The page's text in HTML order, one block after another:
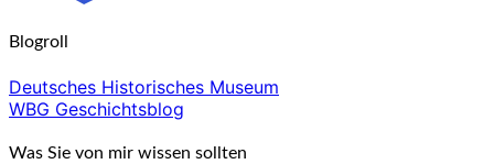
Blogroll
Deutsches Historisches Museum
WBG Geschichtsblog
Was Sie von mir wissen sollten